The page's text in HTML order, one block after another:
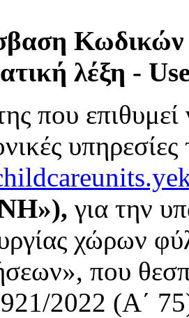
Κωδικών
λέξη -
που επιθυμεί
για την
χώρων
που
2022 (Α΄